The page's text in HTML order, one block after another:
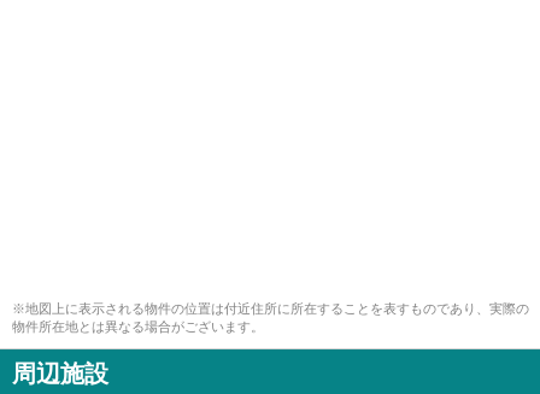
※地図上に表示される物件の位置は付近住所に所在することを表すものであり、実際の
物件所在地とは異なる場合がございます。
周辺施設